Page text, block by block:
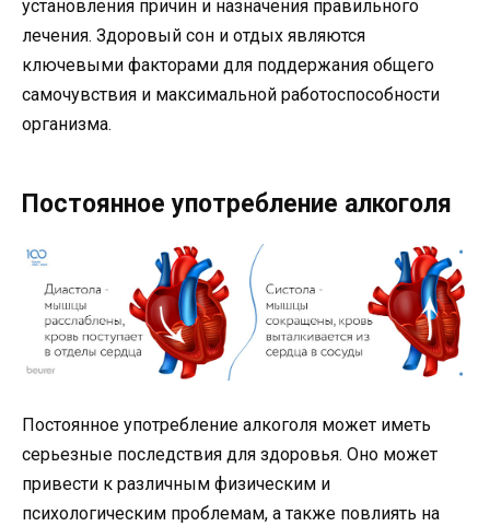
установления причин и назначения правильного
лечения. Здоровый сон и отдых являются
ключевыми факторами для поддержания общего
самочувствия и максимальной работоспособности
организма.
Постоянное употребление алкоголя
Постоянное употребление алкоголя может иметь
серьезные последствия для здоровья. Оно может
привести к различным физическим и
психологическим проблемам, а также повлиять на